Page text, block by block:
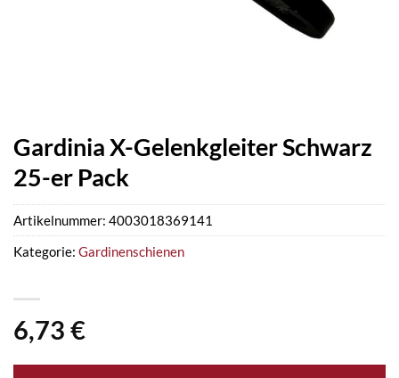
Gardinia X-Gelenkgleiter Schwarz
25-er Pack
6,73 €
Artikelnummer: 4003018369141
Kategorie: Gardinenschienen